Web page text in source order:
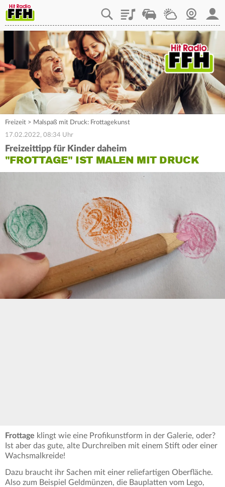
PlaylistStaupilotWetterWebcam
Freizeit > Malspaß mit Druck: Frottagekunst
17.02.2022, 08:34 Uhr
Freizeittipp für Kinder daheim
"FROTTAGE" IST MALEN MIT DRUCK
Frottage klingt wie eine Profikunstform in der Galerie, oder?
Ist aber das gute, alte Durchreiben mit einem Stift oder einer
Wachsmalkreide!
Dazu braucht ihr Sachen mit einer reliefartigen Oberfläche.
Also zum Beispiel Geldmünzen, die Bauplatten vom Lego,